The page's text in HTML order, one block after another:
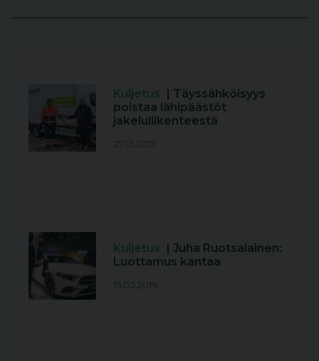
Kuljetus | Täyssähköisyys
poistaa lähipäästöt
jakeluliikenteestä
27.01.2021
Kuljetus | Juha Ruotsalainen:
Luottamus kantaa
15.03.2019